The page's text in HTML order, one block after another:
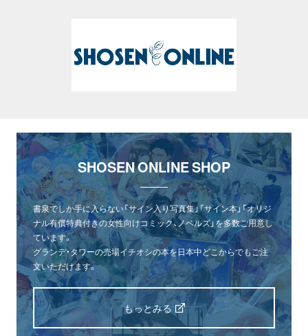
SHOSEN ONLINE SHOP
書泉でしか手に入らない「サイン入り写真集」「サイン本」「オリジ
ナル有償特典付きの女性向けコミック、ノベルズ」を多数ご用意し
ています。
グランデ・タワーの売場イチオシの本を日本中どこからでもご注
文いただけます。
もっとみる
オンライン
ショップ
書泉グランデ
（神保町）
書泉ブックタワー
（秋葉原）